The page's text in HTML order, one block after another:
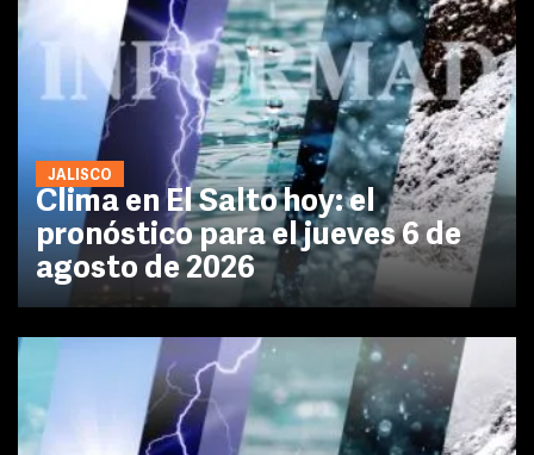
JALISCO
Clima en El Salto hoy: el
pronóstico para el jueves 6 de
agosto de 2026